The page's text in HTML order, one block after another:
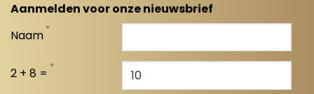
Aanmelden voor onze nieuwsbrief
Naam *
2 + 8 = *